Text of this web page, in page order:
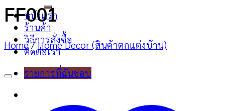
หน้าแรก
ร้านค้า
วิธีการสั่งซื้อ
ติดต่อเรา
รายการที่ฉันชอบ
FF001
Home / Home Decor (สินค้าตกแต่งบ้าน)